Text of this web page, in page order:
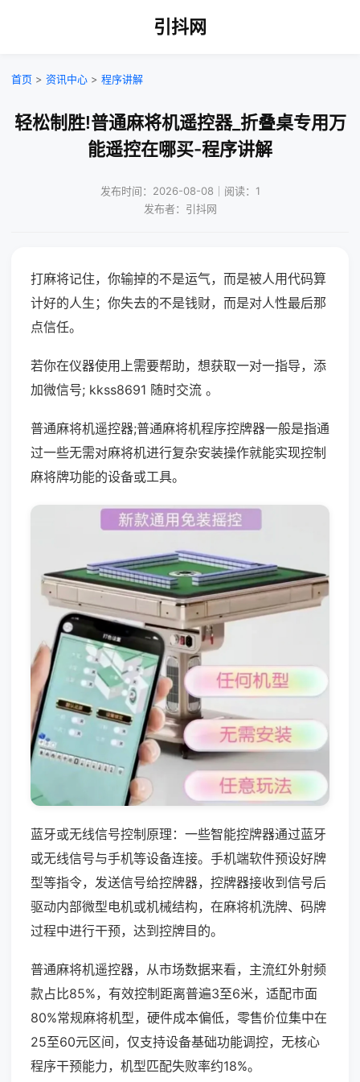
引抖网
首页 > 资讯中心 > 程序讲解
轻松制胜!普通麻将机遥控器_折叠桌专用万
能遥控在哪买-程序讲解
发布时间：2026-08-08｜阅读：1
发布者：引抖网
打麻将记住，你输掉的不是运气，而是被人用代码算
计好的人生；你失去的不是钱财，而是对人性最后那
点信任。
若你在仪器使用上需要帮助，想获取一对一指导，添
加微信号; kkss8691 随时交流 。
普通麻将机遥控器;普通麻将机程序控牌器一般是指通
过一些无需对麻将机进行复杂安装操作就能实现控制
麻将牌功能的设备或工具。
蓝牙或无线信号控制原理：一些智能控牌器通过蓝牙
或无线信号与手机等设备连接。手机端软件预设好牌
型等指令，发送信号给控牌器，控牌器接收到信号后
驱动内部微型电机或机械结构，在麻将机洗牌、码牌
过程中进行干预，达到控牌目的。
普通麻将机遥控器，从市场数据来看，主流红外射频
款占比85%，有效控制距离普遍3至6米，适配市面
80%常规麻将机型，硬件成本偏低，零售价位集中在
25至60元区间，仅支持设备基础功能调控，无核心
程序干预能力，机型匹配失败率约18%。